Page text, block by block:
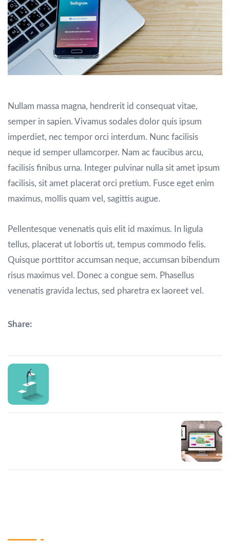
Nullam massa magna, hendrerit id consequat vitae,
semper in sapien. Vivamus sodales dolor quis ipsum
imperdiet, nec tempor orci interdum. Nunc facilisis
neque id semper ullamcorper. Nam ac faucibus arcu,
facilisis finibus urna. Integer pulvinar nulla sit amet ipsum
facilisis, sit amet placerat orci pretium. Fusce eget enim
maximus, mollis quam vel, sagittis augue.
Pellentesque venenatis quis elit id maximus. In ligula
tellus, placerat ut lobortis ut, tempus commodo felis.
Quisque porttitor accumsan neque, accumsan bibendum
risus maximus vel. Donec a congue sem. Phasellus
venenatis gravida lectus, sed pharetra ex laoreet vel.
Share: